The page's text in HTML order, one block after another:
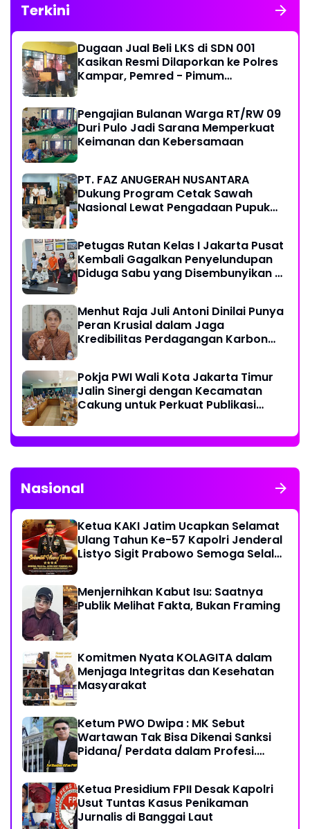
Terkini
Dugaan Jual Beli LKS di SDN 001
Kasikan Resmi Dilaporkan ke Polres
Kampar, Pemred - Pimum
Pengajian Bulanan Warga RT/RW 09
Duri Pulo Jadi Sarana Memperkuat
Keimanan dan Kebersamaan
PT. FAZ ANUGERAH NUSANTARA
Dukung Program Cetak Sawah
Nasional Lewat Pengadaan Pupuk
Petugas Rutan Kelas I Jakarta Pusat
Kembali Gagalkan Penyelundupan
Diduga Sabu yang Disembunyikan di
Menhut Raja Juli Antoni Dinilai Punya
Peran Krusial dalam Jaga
Kredibilitas Perdagangan Karbon
Pokja PWI Wali Kota Jakarta Timur
Jalin Sinergi dengan Kecamatan
Cakung untuk Perkuat Publikasi
Nasional
Ketua KAKI Jatim Ucapkan Selamat
Ulang Tahun Ke-57 Kapolri Jenderal
Listyo Sigit Prabowo Semoga Selalu
Menjernihkan Kabut Isu: Saatnya
Publik Melihat Fakta, Bukan Framing
Komitmen Nyata KOLAGITA dalam
Menjaga Integritas dan Kesehatan
Masyarakat
Ketum PWO Dwipa : MK Sebut
Wartawan Tak Bisa Dikenai Sanksi
Pidana/ Perdata dalam Profesi.
Ketua Presidium FPII Desak Kapolri
Usut Tuntas Kasus Penikaman
Jurnalis di Banggai Laut